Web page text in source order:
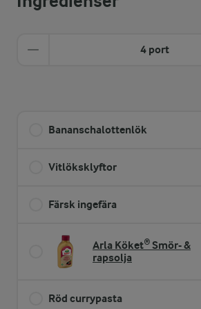
4 port
Bananschalottenlök
Vitlöksklyftor
Färsk ingefära
Arla Köket® Smör- &
rapsolja
Röd currypasta